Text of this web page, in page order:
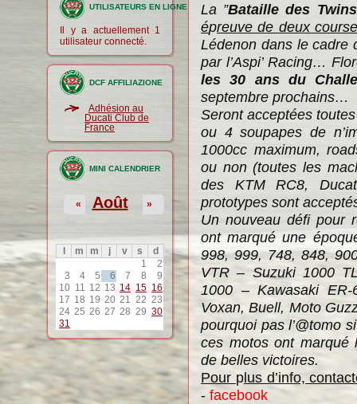
UTILISATEURS EN LIGNE
Il y a actuellement 1
utilisateur connecté.
DCF AFFILIAZIONE
Adhésion au
Ducati Club de
France
MINI CALENDRIER
Août
« »
m m j v s
d
1
2
3
4 5 6 7 8
9
10 11 12 13 14 15 16
17 18 19 20 21 22 23
24 25 26 27 28 29 30
31
La ”Bataille des Twins
épreuve de deux
Lédenon dans le cadre
par l’Aspi’ Racing…
les 30 ans du
septembre prochains…
Seront acceptées
ou 4 soupapes de
1000cc maximum,
ou non(toutes les
des KTM RC8,
prototypes sont
Un nouveau défi pour
ont marqué une
998, 999, 748, 848,
VTR – Suzuki 1000
1000 – Kawasaki
Voxan, Buell, Moto
pourquoi pas l’@tomo
ces motos ont marqué
de belles victoires.
Pour plus d’info,
- facebook